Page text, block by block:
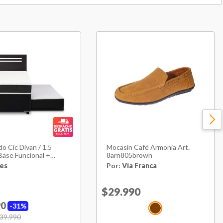
35 Cm
105 Cm
Espuma
Pocket
Cic Divan / 1.5
Funcional +
31%
from
Mocasín Café Armonia Art.
8arn805brown
Por: Vía Franca
Price reduced from
$29.990to